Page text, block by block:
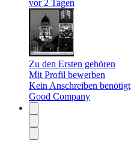
vor 2 Tagen
Zu den Ersten gehören
Mit Profil bewerben
Kein Anschreiben benötigt
Good Company